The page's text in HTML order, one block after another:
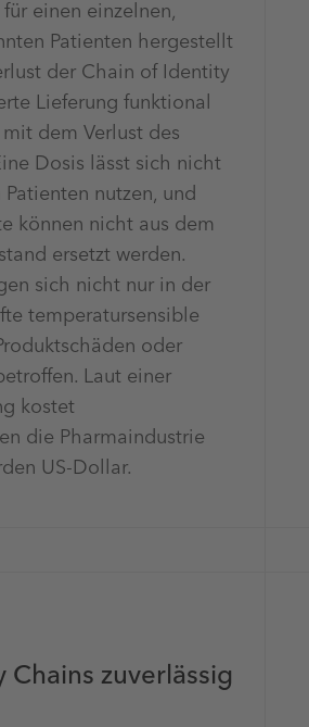
einen einzelnen,
Patienten hergestellt
der Chain of Identity
Lieferung funktional
dem Verlust des
Dosis lässt sich nicht
nutzen, und
können nicht aus dem
ersetzt werden.
sich nicht nur in der
temperatursensible
oder
Laut einer
kostet
die Pharmaindustrie
US-Dollar.
Chains zuverlässig